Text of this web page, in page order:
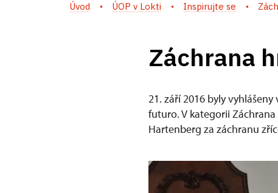
Úvod ÚOP v Lokti Inspirujte se
Záchrana
21. září 2016 byly
futuro. V kategorii
Hartenberg za záchranu